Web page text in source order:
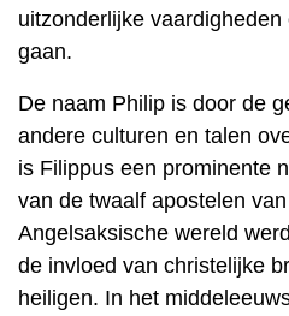
uitzonderlijke
gaan.
De naam Philip is door de
andere culturen en talen
is Filippus een prominente
van de twaalf apostelen
Angelsaksische wereld
de invloed van christelijke
heiligen. In het